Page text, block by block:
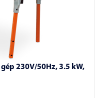
230V/50Hz, 3.5 kW,